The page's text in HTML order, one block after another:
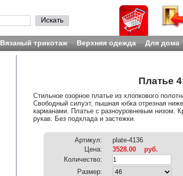
Искать
Вязаный трикотаж Верхняя одежда Для дома
Платье
Стильное озорное платье из хлопкового
Свободный силуэт, пышная юбка отрезная
карманами. Платье с разноуровневым низом.
рукав. Без подклада и застежки.
Артикул:
plate-4136
Цена:
3528.00
руб.
Количество:
Размер: